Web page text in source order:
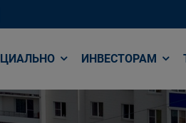
ИНВЕСТОРАМ